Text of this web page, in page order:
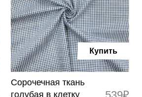
Купить
Сорочечная ткань
голубая в клетку